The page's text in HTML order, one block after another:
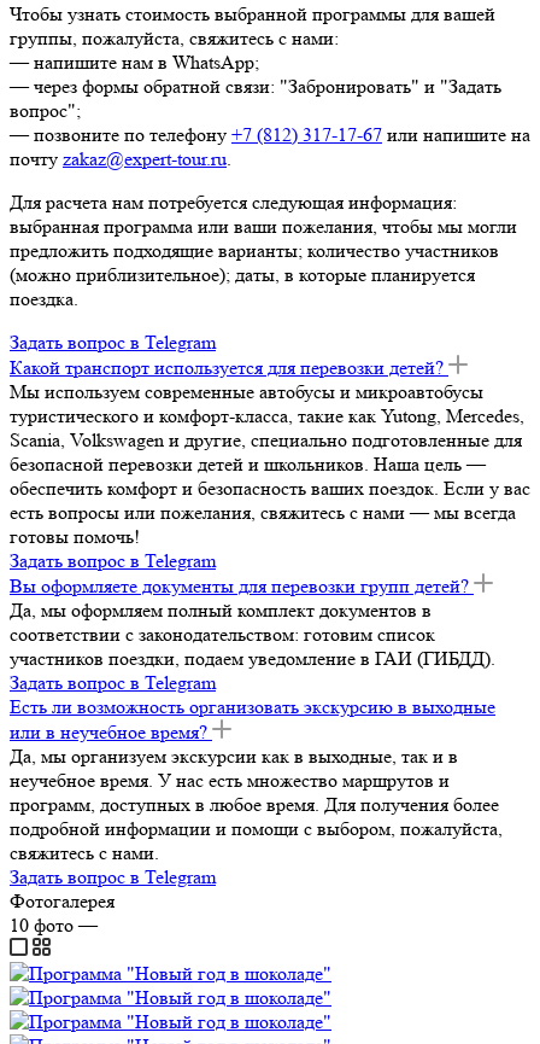
Чтобы узнать стоимость выбранной программы для вашей
группы, пожалуйста, свяжитесь с нами:
— напишите нам в WhatsApp;
— через формы обратной связи: "Забронировать" и "Задать
вопрос";
— позвоните по телефону +7 (812) 317-17-67 или напишите на
почту zakaz@expert-tour.ru.
Для расчета нам потребуется следующая информация:
выбранная программа или ваши пожелания, чтобы мы могли
предложить подходящие варианты; количество участников
(можно приблизительное); даты, в которые планируется
поездка.
Задать вопрос в Telegram
Какой транспорт используется для перевозки детей?
Мы используем современные автобусы и микроавтобусы
туристического и комфорт-класса, такие как Yutong, Mercedes,
Scania, Volkswagen и другие, специально подготовленные для
безопасной перевозки детей и школьников. Наша цель —
обеспечить комфорт и безопасность ваших поездок. Если у вас
есть вопросы или пожелания, свяжитесь с нами — мы всегда
готовы помочь!
Задать вопрос в Telegram
Вы оформляете документы для перевозки групп детей?
Да, мы оформляем полный комплект документов в
соответствии с законодательством: готовим список
участников поездки, подаем уведомление в ГАИ (ГИБДД).
Задать вопрос в Telegram
Есть ли возможность организовать экскурсию в выходные
или в неучебное время?
Да, мы организуем экскурсии как в выходные, так и в
неучебное время. У нас есть множество маршрутов и
программ, доступных в любое время. Для получения более
подробной информации и помощи с выбором, пожалуйста,
свяжитесь с нами.
Задать вопрос в Telegram
Фотогалерея
10 фото—